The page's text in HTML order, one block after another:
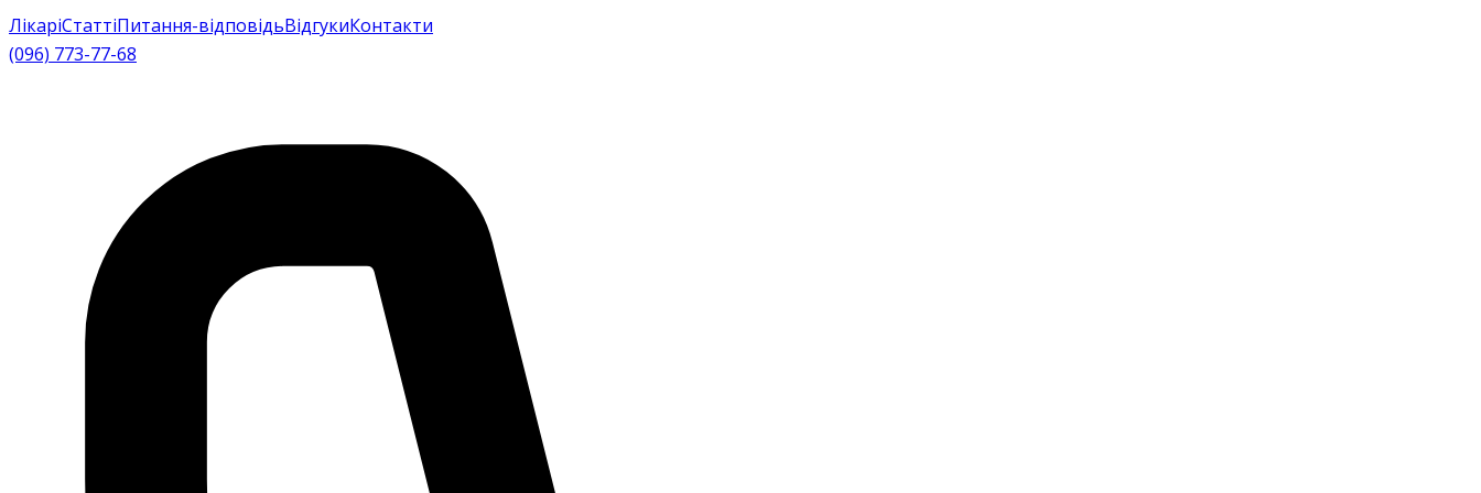
ЛікаріСтаттіПитання-відповідьВідгукиКонтакти
(096) 773-77-68